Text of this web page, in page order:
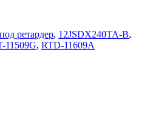
ретардер, 12JSDX240TA-B,
11509G, RTD-11609A